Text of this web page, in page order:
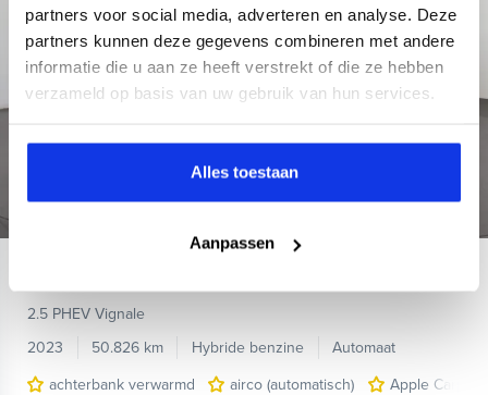
partners voor social media, adverteren en analyse. Deze
partners kunnen deze gegevens combineren met andere
informatie die u aan ze heeft verstrekt of die ze hebben
verzameld op basis van uw gebruik van hun services.
Alles toestaan
Aanpassen
2.5 PHEV Vignale
2023
50.826 km Hybride benzine
Automaat
achterbank verwarmd
airco (automatisch)
Apple